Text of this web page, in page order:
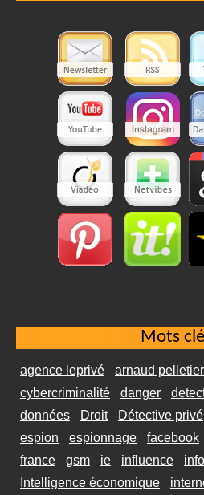
Mots
agence leprivé arnaud pelletier
cybercriminalité
danger
données
Droit Détective privé
espion
espionnage facebook
france
gsm ie influence
Intelligence économique